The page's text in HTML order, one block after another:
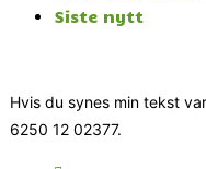
Siste nytt
Hvis du synes min tekst
6250 12 02377.